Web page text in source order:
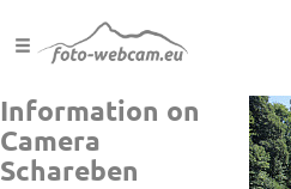
Information on
Camera
Schareben